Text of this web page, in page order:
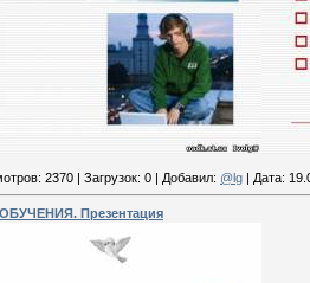
2370 | Загрузок: 0 | Добавил: @lg | Дата:
Презентация